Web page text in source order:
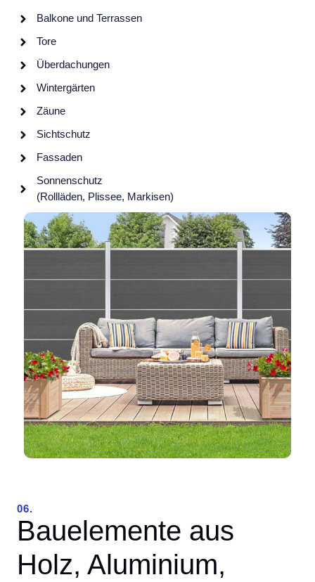
Balkone und Terrassen
Tore
Überdachungen
Wintergärten
Zäune
Sichtschutz
Fassaden
Sonnenschutz
(Rollläden, Plissee, Markisen)
06.
Bauelemente aus
Holz, Aluminium,